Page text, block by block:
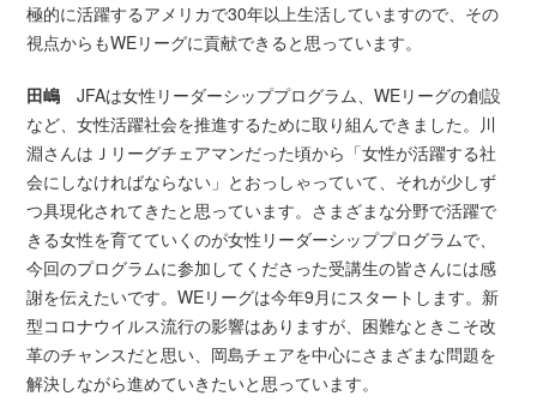
極的に活躍するアメリカで30年以上生活していますので、その
視点からもWEリーグに貢献できると思っています。
田嶋JFAは女性リーダーシッププログラム、WEリーグの創設
など、女性活躍社会を推進するために取り組んできました。川
淵さんはＪリーグチェアマンだった頃から「女性が活躍する社
会にしなければならない」とおっしゃっていて、それが少しず
つ具現化されてきたと思っています。さまざまな分野で活躍で
きる女性を育てていくのが女性リーダーシッププログラムで、
今回のプログラムに参加してくださった受講生の皆さんには感
謝を伝えたいです。WEリーグは今年9月にスタートします。新
型コロナウイルス流行の影響はありますが、困難なときこそ改
革のチャンスだと思い、岡島チェアを中心にさまざまな問題を
解決しながら進めていきたいと思っています。